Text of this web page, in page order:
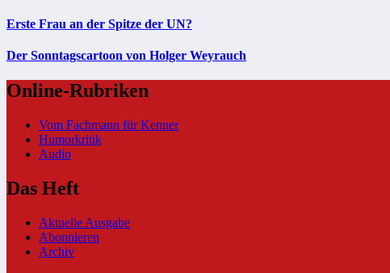
Erste Frau an der Spitze der UN?
Der Sonntagscartoon von Holger Weyrauch
Online-Rubriken
Vom Fachmann für Kenner
Humorkritik
Audio
Das Heft
Aktuelle Ausgabe
Abonnieren
Archiv